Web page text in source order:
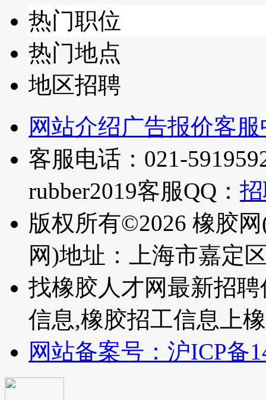
热门职位
热门地点
地区招聘
网站介绍广告报价客
客服电话：021-
rubber2019客服QQ：
版权所有©2026 橡胶
网)地址：上海市嘉定
找橡胶人才网最新招聘
信息,橡胶招工信息上
网站备案号：沪ICP备